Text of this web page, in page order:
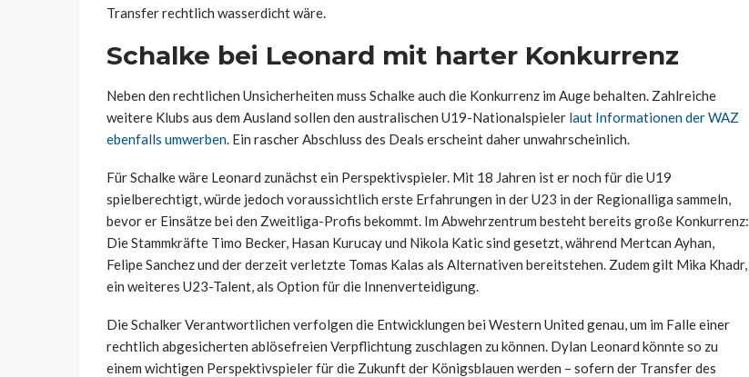
Transfer rechtlich wasserdicht wäre.
Schalke bei Leonard mit harter Konkurrenz
Neben den rechtlichen Unsicherheiten muss Schalke auch die Konkurrenz im Auge behalten. Zahlreiche
weitere Klubs aus dem Ausland sollen den australischen U19-Nationalspieler laut Informationen der WAZ
ebenfalls umwerben. Ein rascher Abschluss des Deals erscheint daher unwahrscheinlich.
Für Schalke wäre Leonard zunächst ein Perspektivspieler. Mit 18 Jahren ist er noch für die U19
spielberechtigt, würde jedoch voraussichtlich erste Erfahrungen in der U23 in der Regionalliga sammeln,
bevor er Einsätze bei den Zweitliga-Profis bekommt. Im Abwehrzentrum besteht bereits große Konkurrenz:
Die Stammkräfte Timo Becker, Hasan Kurucay und Nikola Katic sind gesetzt, während Mertcan Ayhan,
Felipe Sanchez und der derzeit verletzte Tomas Kalas als Alternativen bereitstehen. Zudem gilt Mika Khadr,
ein weiteres U23-Talent, als Option für die Innenverteidigung.
Die Schalker Verantwortlichen verfolgen die Entwicklungen bei Western United genau, um im Falle einer
rechtlich abgesicherten ablösefreien Verpflichtung zuschlagen zu können. Dylan Leonard könnte so zu
einem wichtigen Perspektivspieler für die Zukunft der Königsblauen werden – sofern der Transfer des